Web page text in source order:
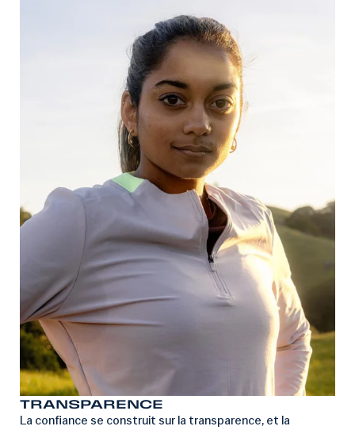
TRANSPARENCE
La confiance se construit sur la transparence, et la